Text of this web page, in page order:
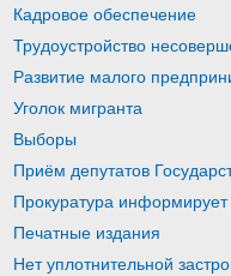
Кадровое обеспечение
Трудоустройство
Развитие малого
Уголок мигранта
Выборы
Приём депутатов
Прокуратура информирует
Печатные издания
Нет уплотнительной